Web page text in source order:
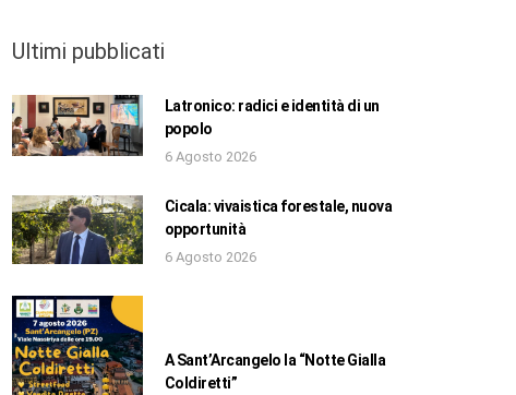
Ultimi pubblicati
Latronico: radici e identità di un
popolo
6 Agosto 2026
Cicala: vivaistica forestale, nuova
opportunità
6 Agosto 2026
A Sant’Arcangelo la “Notte Gialla
Coldiretti”